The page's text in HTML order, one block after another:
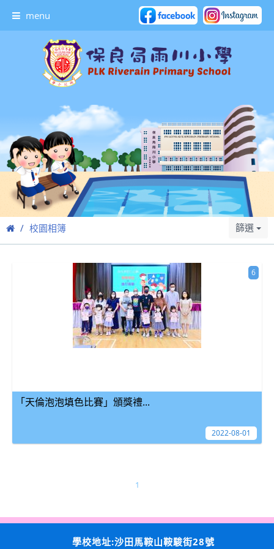
menu
校園相簿 篩選
「天倫泡泡填色比賽」頒獎禮...
6
2022-08-01
1
學校地址:沙田馬鞍山鞍駿街28號